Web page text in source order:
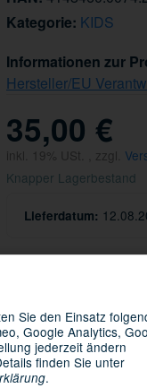
Kategorie: KIDS
Informationen zur
Hersteller/EU
35,00 €
inkl. 19% USt. , zzgl.
Knapper Lagerbestand
Lieferdatum:
Sie den Einsatz
Google Analytics,
jederzeit ändern
finden Sie unter
.